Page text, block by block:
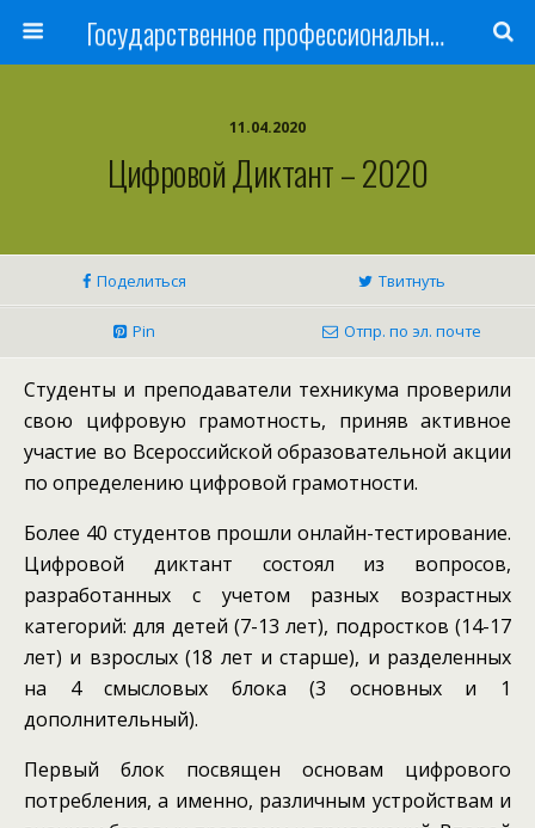
Государственное профессиональное образовательное учреждение
11.04.2020
Цифровой Диктант – 2020
Поделиться Твитнуть
Pin Отпр. по эл. почте
Студенты и преподаватели техникума проверили
свою цифровую грамотность, приняв активное
участие во Всероссийской образовательной акции
по определению цифровой грамотности.
Более 40 студентов прошли онлайн-тестирование.
Цифровой диктант состоял из вопросов,
разработанных с учетом разных возрастных
категорий: для детей (7-13 лет), подростков (14-17
лет) и взрослых (18 лет и старше), и разделенных
на 4 смысловых блока (3 основных и 1
дополнительный).
Первый блок посвящен основам цифрового
потребления, а именно, различным устройствам и